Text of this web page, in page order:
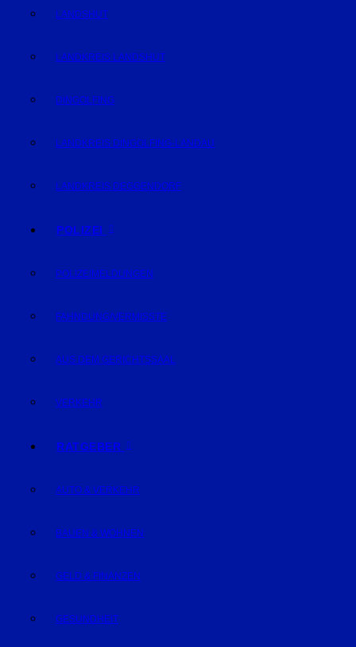
LANDSHUT
LANDKREIS LANDSHUT
DINGOLFING
LANDKREIS DINGOLFING-LANDAU
LANDKREIS DEGGENDORF
POLIZEI
POLIZEIMELDUNGEN
FAHNDUNG/VERMISSTE
AUS DEM GERICHTSSAAL
VERKEHR
RATGEBER
AUTO & VERKEHR
BAUEN & WOHNEN
GELD & FINANZEN
GESUNDHEIT